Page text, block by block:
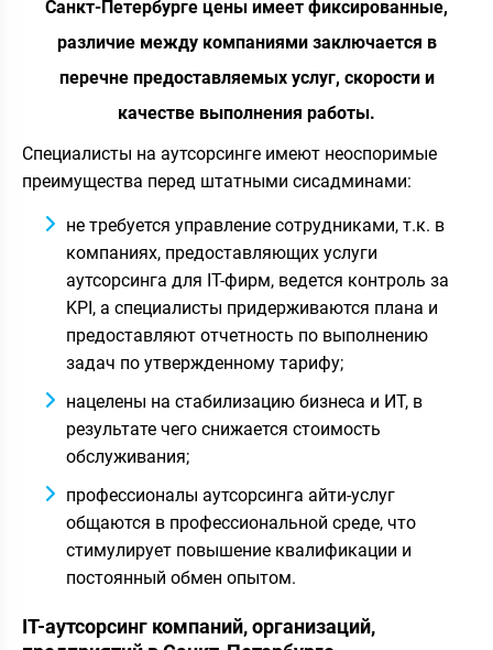
Санкт-Петербурге цены имеет фиксированные,
различие между компаниями заключается в
перечне предоставляемых услуг, скорости и
качестве выполнения работы.
Специалисты на аутсорсинге имеют неоспоримые
преимущества перед штатными сисадминами:
не требуется управление сотрудниками, т.к. в
компаниях, предоставляющих услуги
аутсорсинга для IT-фирм, ведется контроль за
KPI, а специалисты придерживаются плана и
предоставляют отчетность по выполнению
задач по утвержденному тарифу;
нацелены на стабилизацию бизнеса и ИТ, в
результате чего снижается стоимость
обслуживания;
профессионалы аутсорсинга айти-услуг
общаются в профессиональной среде, что
стимулирует повышение квалификации и
постоянный обмен опытом.
IT-аутсорсинг компаний, организаций,